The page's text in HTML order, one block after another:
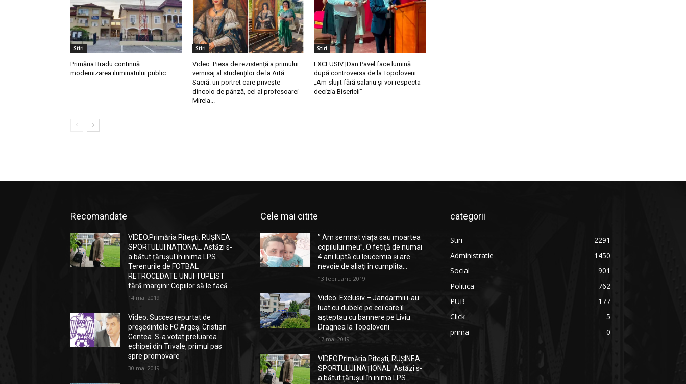
Stiri
Primăria Bradu continuă
modernizarea iluminatului public
Stiri
Video. Piesa de rezistență a primului
vernisaj al studenților de la Artă
Sacră: un portret care privește
dincolo de pânză, cel al profesoarei
Mirela...
Stiri
EXCLUSIV |Dan Pavel face lumină
după controversa de la Topoloveni:
„Am slujit fără salariu și voi respecta
decizia Bisericii”
Recomandate
VIDEO.Primăria Pitești, RUȘINEA
SPORTULUI NAȚIONAL. Astăzi s-
a bătut țărușul în inima LPS.
Terenurile de FOTBAL
RETROCEDATE UNUI TUPEIST
fără margini: Copiilor să le facă...
14 mai 2019
Video. Succes repurtat de
președintele FC Argeș, Cristian
Gentea. S-a votat preluarea
echipei din Trivale, primul pas
spre promovare
30 mai 2019
Cele mai citite
” Am semnat viața sau moartea
copilului meu”. O fetiță de numai
4 ani luptă cu leucemia și are
nevoie de aliați în cumplita...
13 februarie 2019
Video. Exclusiv – Jandarmii i-au
luat cu dubele pe cei care îl
așteptau cu bannere pe Liviu
Dragnea la Topoloveni
17 mai 2019
VIDEO.Primăria Pitești, RUȘINEA
SPORTULUI NAȚIONAL. Astăzi s-
a bătut țărușul în inima LPS.
categorii
Stiri
2291
Administratie
1450
Social
901
Politica
762
PUB
177
Click
5
prima
0